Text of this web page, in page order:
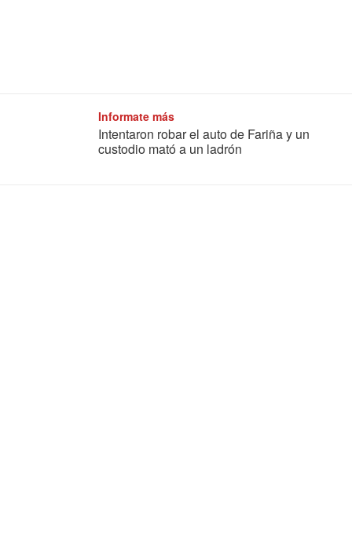
Informate más
Intentaron robar el auto de Fariña y un
custodio mató a un ladrón